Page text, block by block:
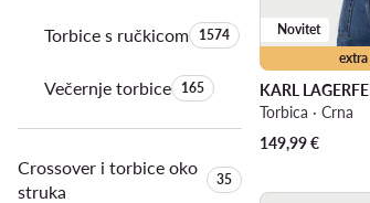
Torbice s ručkicomKoličina proizvoda:
1574
Večernje torbiceKoličina proizvoda:
165
Crossover i torbice oko
struka
Količina proizvoda:
35
Novitet
KARL
Torbica · Crna
149,99€